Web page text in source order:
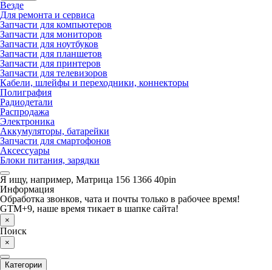
Везде
Для ремонта и сервиса
Запчасти для компьютеров
Запчасти для мониторов
Запчасти для ноутбуков
Запчасти для планшетов
Запчасти для принтеров
Запчасти для телевизоров
Кабели, шлейфы и переходники, коннекторы
Полиграфия
Радиодетали
Распродажа
Электроника
Аккумуляторы, батарейки
Запчасти для смартофонов
Аксессуары
Блоки питания, зарядки
Я ищу, например, Матрица 156 1366 40pin
Информация
Обработка звонков, чата и почты только в рабочее время!
GTM+9, наше время тикает в шапке сайта!
×
Поиск
×
Категории